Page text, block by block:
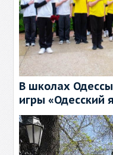
В школах
игры «Одесский